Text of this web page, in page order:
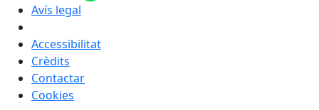
Avís legal
Accessibilitat
Crèdits
Contactar
Cookies